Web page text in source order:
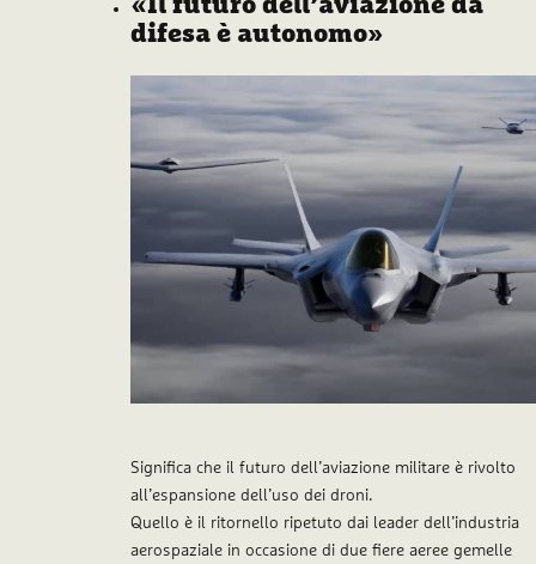
«Il futuro dell’aviazione da
difesa è autonomo»
Significa che il futuro dell’aviazione militare è rivolto
all’espansione dell’uso dei droni.
Quello è il ritornello ripetuto dai leader dell’industria
aerospaziale in occasione di due fiere aeree gemelle